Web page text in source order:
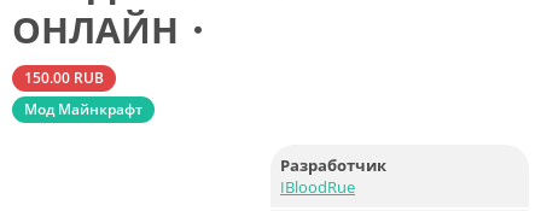
ОНЛАЙН・
150.00 RUB
Мод Майнкрафт
Разработчик
IBloodRue